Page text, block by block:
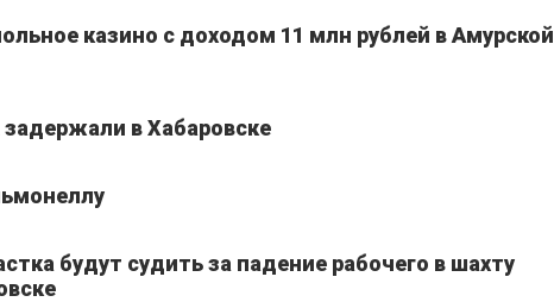
казино с доходом 11 млн рублей в Амурской
в Хабаровске
будут судить за падение рабочего в шахту